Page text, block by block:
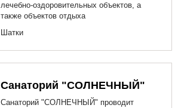
лечебно-оздоровительных объектов, а
также объектов отдыха
Шатки
Санаторий "СОЛНЕЧНЫЙ"
Санаторий "СОЛНЕЧНЫЙ" проводит